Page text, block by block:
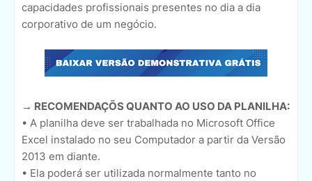
capacidades profissionais presentes no dia a dia
corporativo de um negócio.
→ RECOMENDAÇÕS QUANTO AO USO DA PLANILHA:
• A planilha deve ser trabalhada no Microsoft Office
Excel instalado no seu Computador a partir da Versão
2013 em diante.
• Ela poderá ser utilizada normalmente tanto no